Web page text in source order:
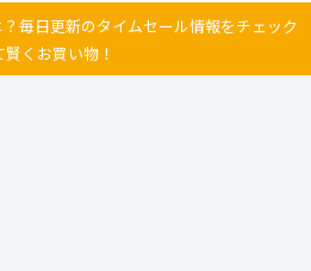
毎日更新のタイムセール情報をチェック
賢くお買い物！